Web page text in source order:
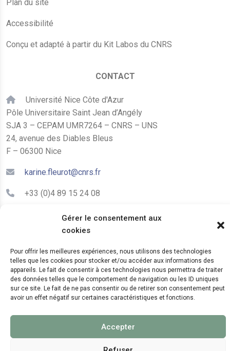
Gérer le consentement aux
cookies
Pour offrir les meilleures expériences, nous utilisons des technologies
telles que les cookies pour stocker et/ou accéder aux informations des
appareils. Le fait de consentir à ces technologies nous permettra de traiter
des données telles que le comportement de navigation ou les ID uniques
sur ce site. Le fait de ne pas consentir ou de retirer son consentement peut
avoir un effet négatif sur certaines caractéristiques et fonctions.
Accepter
Plan du site
Accessibilité
Conçu et adapté à partir du Kit Labos du CNRS
CONTACT
Université Nice Côte d'Azur
Pôle Universitaire Saint Jean d’Angély
SJA 3 – CEPAM UMR7264 – CNRS – UNS
24, avenue des Diables Bleus
F – 06300 Nice
karine.fleurot@cnrs.fr
+33 (0)4 89 15 24 08
© 2024 Copyright:CEPAM UMR7264, CNRS, CNRS
WebKit